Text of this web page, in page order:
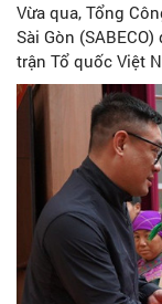
Vừa qua, Tổng
Sài Gòn
trận Tổ quốc Việt
phương để trao
điệp “Chung Vị
khó khăn –
chí vươn lên